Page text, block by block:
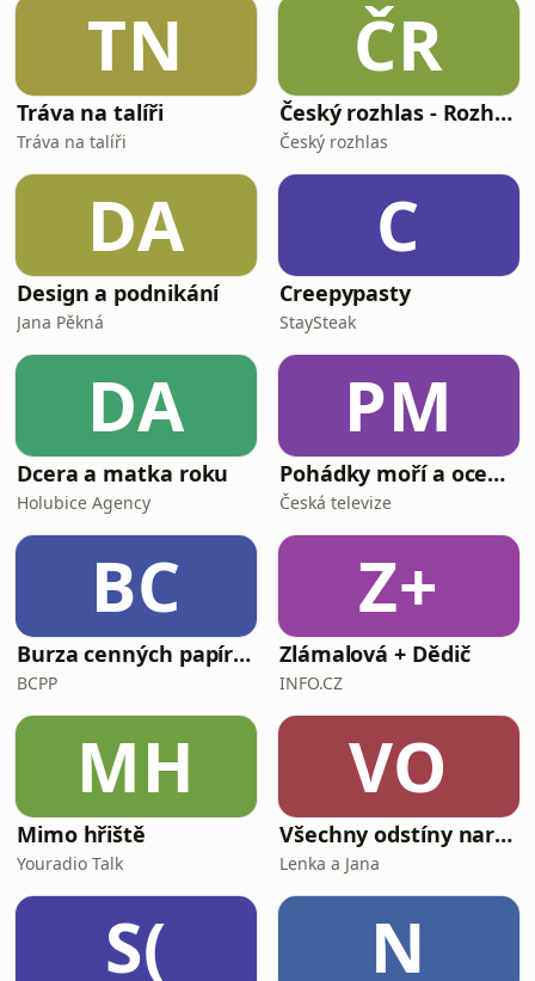
TN
Tráva na talíři
Tráva na talíři
ČR
Český rozhlas - Rozhovory
Český rozhlas
DA
Design a podnikání
Jana Pěkná
C
Creepypasty
StaySteak
DA
Dcera a matka roku
Holubice Agency
PM
Pohádky moří a oceánů
Česká televize
BC
Burza cenných papírů Praha
BCPP
Z+
Zlámalová + Dědič
INFO.CZ
MH
Mimo hřiště
Youradio Talk
VO
Všechny odstíny narcismu
Lenka a Jana
S( N